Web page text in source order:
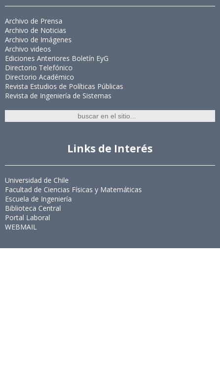
Archivo de Prensa
Archivo de Noticias
Archivo de Imágenes
Archivo videos
Ediciones Anteriores Boletín EyG
Directorio Telefónico
Directorio Académico
Revista Estudios de Políticas Públicas
Revista de Ingeniería de Sistemas
Links de Interés
Universidad de Chile
Facultad de Ciencias Físicas y Matemáticas
Escuela de Ingeniería
Biblioteca Central
Portal Laboral
WEBMAIL